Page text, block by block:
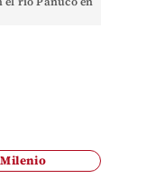
Milenio